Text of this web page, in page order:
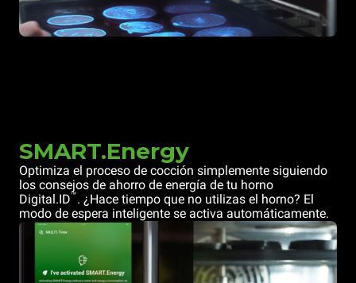
SMART.Energy
Optimiza el proceso de cocción simplemente siguiendo
los consejos de ahorro de energía de tu horno
Digital.ID™. ¿Hace tiempo que no utilizas el horno? El
modo de espera inteligente se activa automáticamente.